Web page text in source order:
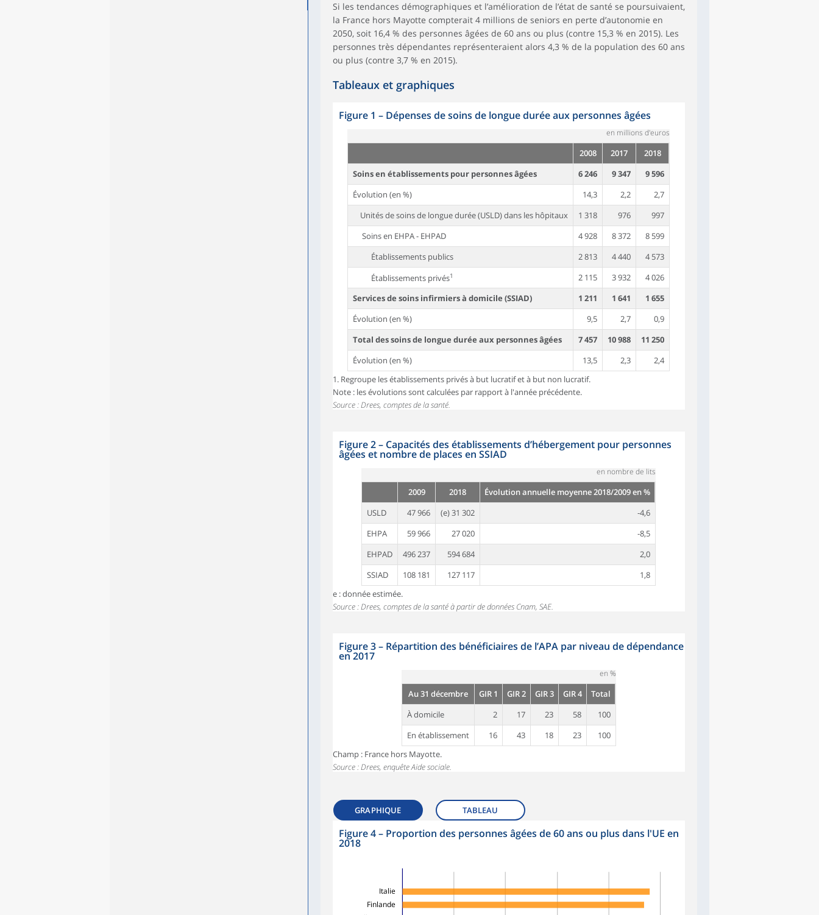
Si les tendances démographiques et l’amélioration de l’état de santé se poursuivaient,
la France hors Mayotte compterait 4 millions de seniors en perte d’autonomie en
2050, soit 16,4 % des personnes âgées de 60 ans ou plus (contre 15,3 % en 2015). Les
personnes très dépendantes représenteraient alors 4,3 % de la population des 60 ans
ou plus (contre 3,7 % en 2015).
Tableaux et graphiques
Figure 1 – Dépenses de soins de longue durée aux personnes âgées
en millions d'euros
2008 2017
2018
Soins en établissements pour personnes âgées
6 246 9 347
9 596
Évolution (en %)
14,3 2,2
2,7
Unités de soins de longue durée (USLD) dans les hôpitaux
1 318 976
997
Soins en EHPA - EHPAD
4 928 8 372
8 599
Établissements publics
2 813 4 440
4 573
Établissements privés1 2 115 3 932
4 026
Services de soins infirmiers à domicile (SSIAD)
1 211 1 641
1 655
Évolution (en %)
9,5 2,7
0,9
Total des soins de longue durée aux personnes âgées
7 457 10 988
11 250
Évolution (en %)
13,5 2,3
2,4
1. Regroupe les établissements privés à but lucratif et à but non lucratif.
Note : les évolutions sont calculées par rapport à l'année précédente.
Source : Drees, comptes de la santé.
Figure 2– Capacités des établissements d’hébergement pour personnes
âgées et nombre de places en SSIAD
en nombre de lits
2009 2018
Évolution annuelle moyenne 2018/2009 en %
USLD
47 966 (e) 31 302
-4,6
EHPA
59 966 27 020
-8,5
EHPAD
496 237 594 684
2,0
SSIAD
108 181 127 117
1,8
e : donnée estimée.
Source : Drees, comptes de la santé à partir de données Cnam, SAE.
Figure 3– Répartition des bénéficiaires de l’APA par niveau de dépendance
en 2017
en %
Au 31 décembre GIR 1 GIR 2 GIR 3 GIR 4
Total
À domicile
2 17 23 58
100
En établissement
16 43 18 23
100
Champ : France hors Mayotte.
Source : Drees, enquête Aide sociale.
GRAPHIQUE TABLEAU
Figure 4– Proportion des personnes âgées de 60 ans ou plus dans l'UE en
2018
Italie
Finlande